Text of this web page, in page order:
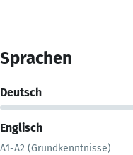
Sprachen
Deutsch
Englisch
A1-A2 (Grundkenntnisse)